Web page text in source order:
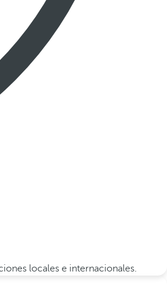
locales e internacionales.